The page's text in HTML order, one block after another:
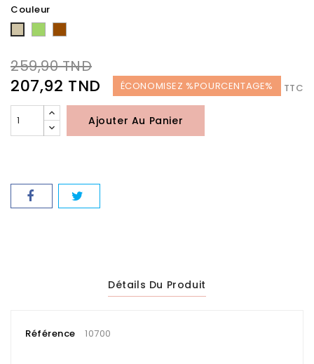
Couleur
Taupe
259,90 TND
207,92 TND ÉCONOMISEZ %POURCENTAGE% TTC
Ajouter Au Panier
Détails Du Produit
Référence 10700